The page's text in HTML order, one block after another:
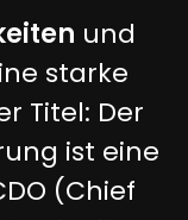
und
starke
Titel: Der
ist eine
(Chief